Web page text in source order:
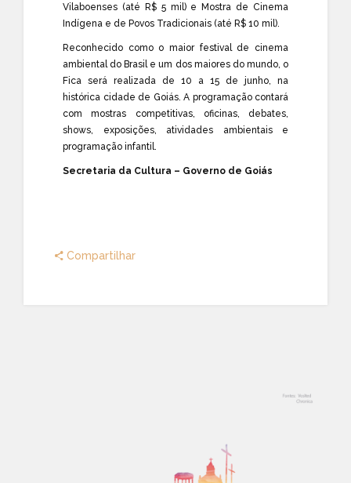
Vilaboenses (até R$ 5 mil) e Mostra de Cinema
Indígena e de Povos Tradicionais (até R$ 10 mil).
Reconhecido como o maior festival de cinema
ambiental do Brasil e um dos maiores do mundo, o
Fica será realizada de 10 a 15 de junho, na
histórica cidade de Goiás. A programação contará
com mostras competitivas, oficinas, debates,
shows, exposições, atividades ambientais e
programação infantil.
Secretaria da Cultura – Governo de Goiás
Compartilhar